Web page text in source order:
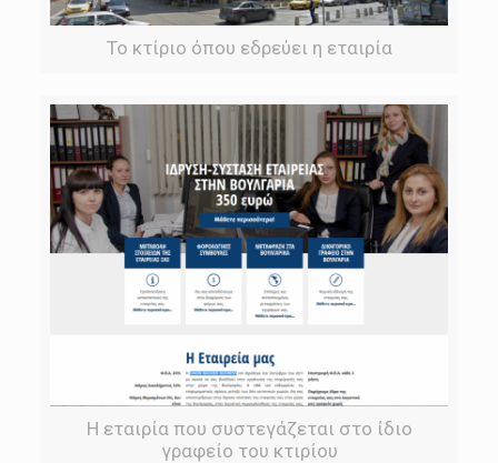
Το κτίριο όπου εδρεύει η εταιρία
Η εταιρία που συστεγάζεται στο ίδιο
γραφείο του κτιρίου